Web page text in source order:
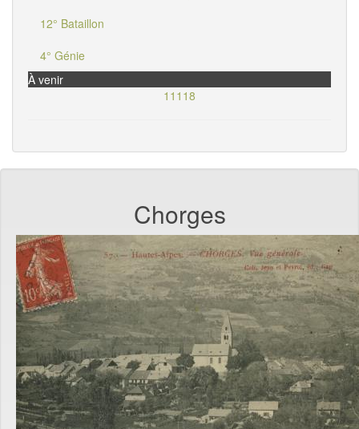
12° Bataillon
4° Génie
À venir
11118
Chorges